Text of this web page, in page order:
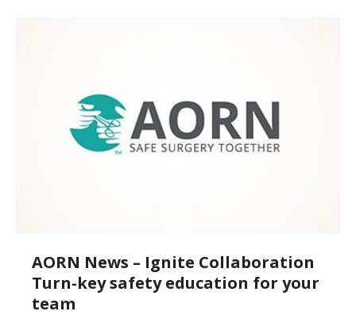
AORN News – Ignite Collaboration
Turn-key safety education for your
team